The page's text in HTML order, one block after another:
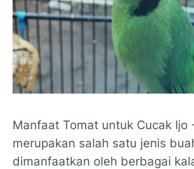
Manfaat Tomat untuk Cucak Ijo
merupakan salah satu jenis
dimanfaatkan oleh berbagai